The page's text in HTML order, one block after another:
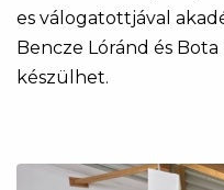
es válogatottjával
Bencze Lóránd és
készülhet.